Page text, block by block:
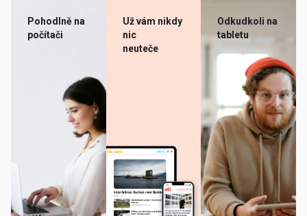
Pohodlně na
počítači
Už vám nikdy
nic
neuteče
Odkudkoli na
tabletu